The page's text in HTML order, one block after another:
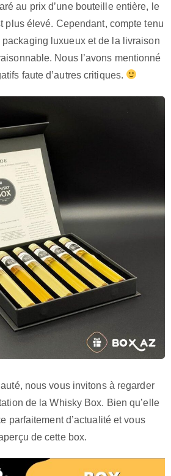
au prix d’une bouteille entière, le
plus élevé. Cependant, compte tenu
luxueux et de la livraison
Nous l’avons mentionné
faute d’autres critiques.
nous vous invitons à regarder
de la Whisky Box. Bien qu’elle
parfaitement d’actualité et vous
de cette box.